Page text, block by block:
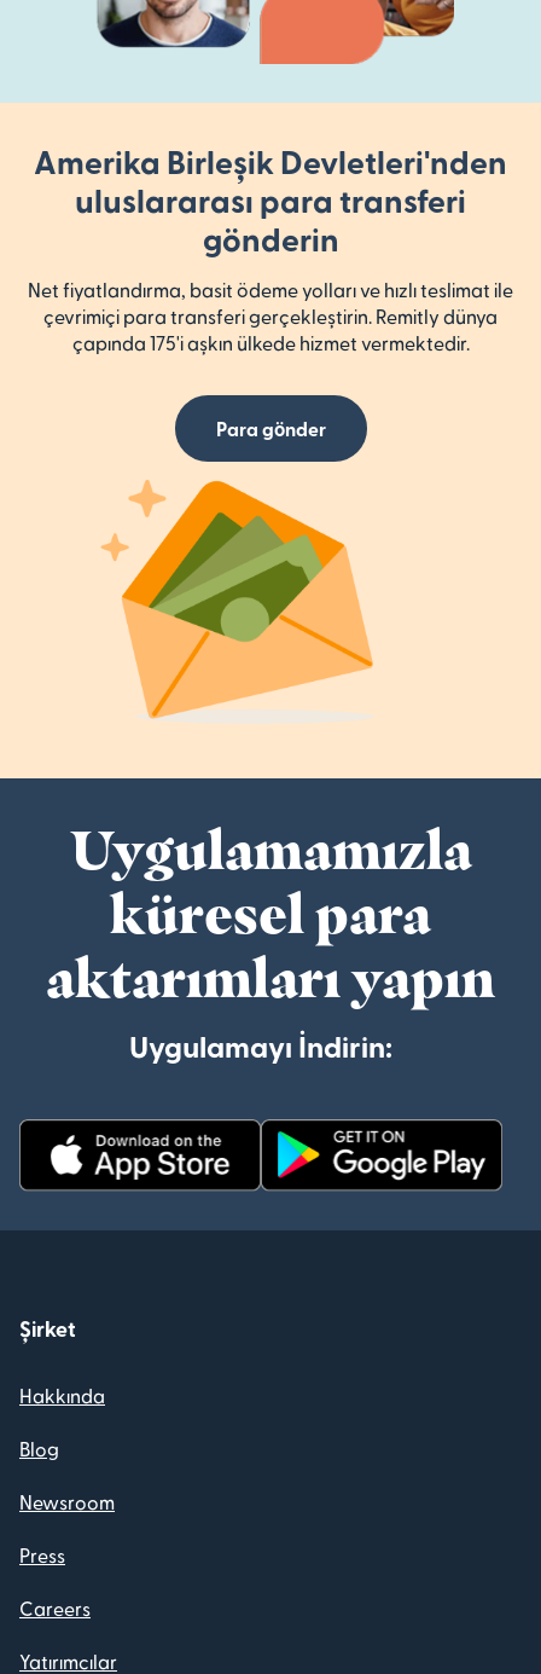
Amerika Birleşik Devletleri'nden
uluslararası para transferi
gönderin
Net fiyatlandırma, basit ödeme yolları ve hızlı teslimat ile
çevrimiçi para transferi gerçekleştirin. Remitly dünya
çapında 175'i aşkın ülkede hizmet vermektedir.
Para gönder
Uygulamamızla
küresel para
aktarımları yapın
Uygulamayı İndirin:
Şirket
Hakkında
Blog
Newsroom
Press
Careers
Yatırımcılar